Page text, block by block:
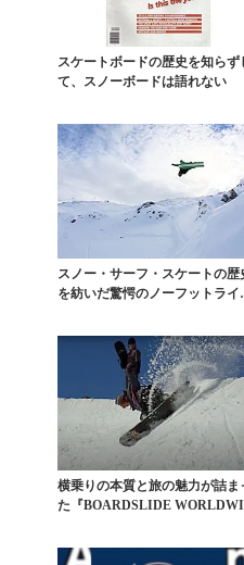
スケートボードの歴史を知らず
て、スノーボードは語れない
スノー・サーフ・スケートの歴
を紡いだ驚愕のノーフットライ
横乗りの本質と旅の魅力が詰ま
た『BOARDSLIDE